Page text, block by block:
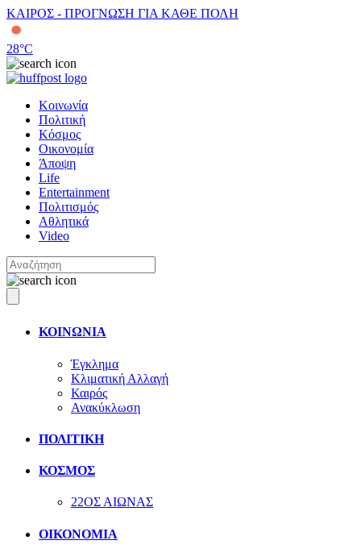
ΚΑΙΡΟΣ - ΠΡΟΓΝΩΣΗ ΓΙΑ ΚΑΘΕ ΠΟΛΗ
28°C
Κοινωνία
Πολιτική
Κόσμος
Οικονομία
Άποψη
Life
Entertainment
Πολιτισμός
Αθλητικά
Video
ΚΟΙΝΩΝΙΑ
Έγκλημα
Κλιματική Αλλαγή
Καιρός
Ανακύκλωση
ΠΟΛΙΤΙΚΗ
ΚΟΣΜΟΣ
22ΟΣ ΑΙΩΝΑΣ
ΟΙΚΟΝΟΜΙΑ